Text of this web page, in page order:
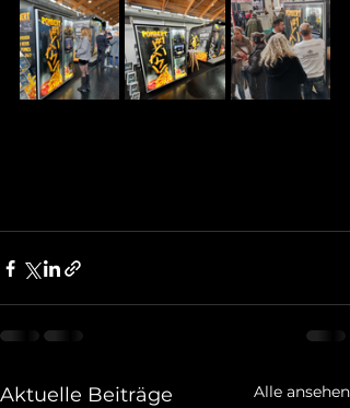
Aktuelle Beiträge Alle ansehen